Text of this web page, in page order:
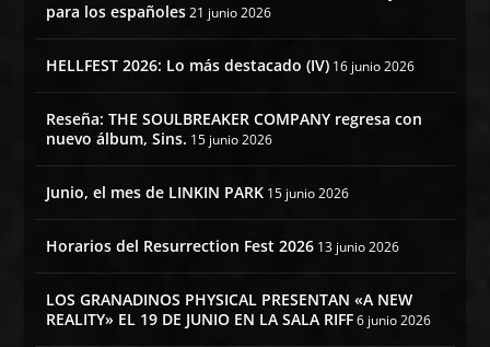
para los españoles 21 junio 2026
HELLFEST 2026: Lo más destacado (IV) 16 junio 2026
Reseña: THE SOULBREAKER COMPANY regresa con
nuevo álbum, Sins. 15 junio 2026
Junio, el mes de LINKIN PARK 15 junio 2026
Horarios del Resurrection Fest 2026 13 junio 2026
LOS GRANADINOS PHYSICAL PRESENTAN «A NEW
REALITY» EL 19 DE JUNIO EN LA SALA RIFF 6 junio 2026